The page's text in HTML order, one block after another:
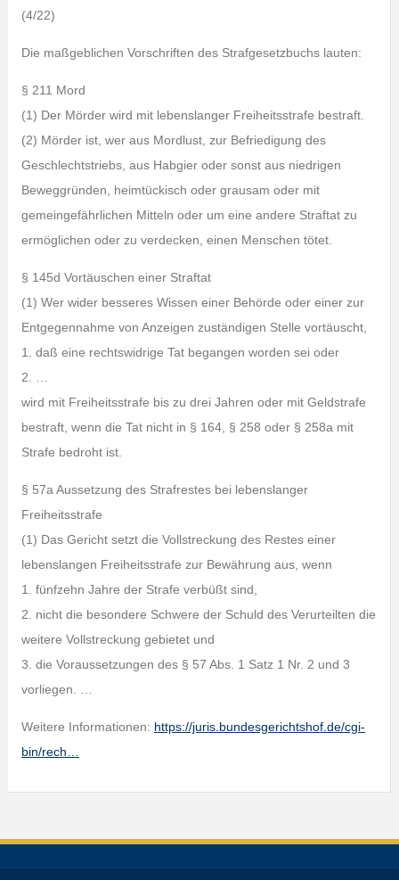
(4/22)
Die maßgeblichen Vorschriften des Strafgesetzbuchs lauten:
§ 211 Mord
(1) Der Mörder wird mit lebenslanger Freiheitsstrafe bestraft.
(2) Mörder ist, wer aus Mordlust, zur Befriedigung des
Geschlechtstriebs, aus Habgier oder sonst aus niedrigen
Beweggründen, heimtückisch oder grausam oder mit
gemeingefährlichen Mitteln oder um eine andere Straftat zu
ermöglichen oder zu verdecken, einen Menschen tötet.
§ 145d Vortäuschen einer Straftat
(1) Wer wider besseres Wissen einer Behörde oder einer zur
Entgegennahme von Anzeigen zuständigen Stelle vortäuscht,
1. daß eine rechtswidrige Tat begangen worden sei oder
2. …
wird mit Freiheitsstrafe bis zu drei Jahren oder mit Geldstrafe
bestraft, wenn die Tat nicht in § 164, § 258 oder § 258a mit
Strafe bedroht ist.
§ 57a Aussetzung des Strafrestes bei lebenslanger
Freiheitsstrafe
(1) Das Gericht setzt die Vollstreckung des Restes einer
lebenslangen Freiheitsstrafe zur Bewährung aus, wenn
1. fünfzehn Jahre der Strafe verbüßt sind,
2. nicht die besondere Schwere der Schuld des Verurteilten die
weitere Vollstreckung gebietet und
3. die Voraussetzungen des § 57 Abs. 1 Satz 1 Nr. 2 und 3
vorliegen. …
Weitere Informationen: https://juris.bundesgerichtshof.de/cgi-
bin/rech…